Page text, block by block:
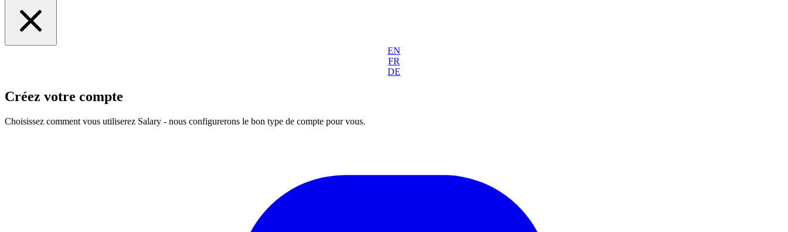
EN
FR
DE
Créez votre compte
Choisissez comment vous utiliserez Salary - nous configurerons le bon type de compte pour vous.